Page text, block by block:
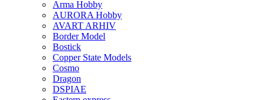
Arma Hobby
AURORA Hobby
AVART ARHIV
Border Model
Bostick
Copper State Models
Cosmo
Dragon
DSPIAE